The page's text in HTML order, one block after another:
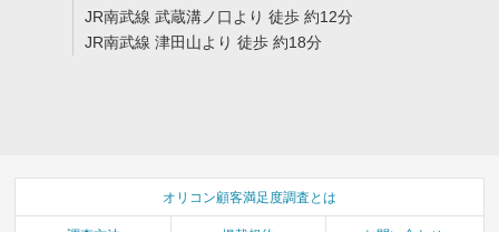
JR南武線 武蔵溝ノ口より 徒歩 約12分
JR南武線 津田山より 徒歩 約18分
オリコン顧客満足度調査とは